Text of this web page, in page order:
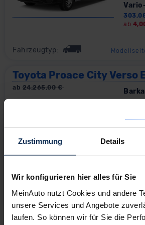
Zustimmung Details
Wir konfigurieren hier alles für Sie
MeinAuto nutzt Cookies und andere
unsere Services und Angebote
laufen. So können wir für Sie die
ab
Fahrzeugtyp:
Toyota Proace City Verso
ab 24.265,00€
Ihr
Jetzt
Ihr
ab
Fahrzeugtyp: